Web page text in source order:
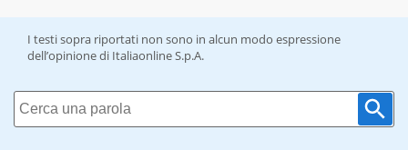
I testi sopra riportati non sono in alcun modo espressione
dell’opinione di Italiaonline S.p.A.